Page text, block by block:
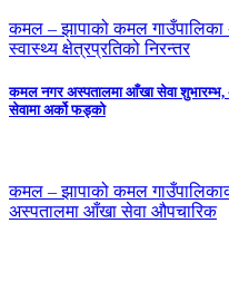
कमल – झापाको कमल गाउँपालिका
स्वास्थ्य क्षेत्रप्रतिको निरन्तर
कमल नगर अस्पतालमा आँखा सेवा शुभारम्भ,
सेवामा अर्को फड्को
कमल – झापाको कमल
अस्पतालमा आँखा सेवा औपचारिक